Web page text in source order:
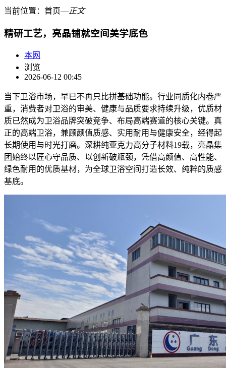
当前位置： 首页―正文
精研工艺，亮晶铺就空间美学底色
本网
浏览
2026-06-12 00:45
当下卫浴市场，早已不再只比拼基础功能。行业同质化内卷严
重，消费者对卫浴的审美、健康与品质要求持续升级，优质材
质已然成为卫浴品牌突破竞争、布局高端赛道的核心关键。真
正的高端卫浴，兼顾颜值质感、实用耐用与健康安全，经得起
长期使用与时光打磨。深耕纯亚克力高分子材料19载，亮晶集
团始终以匠心守品质、以创新破瓶颈，凭借高颜值、高性能、
绿色耐用的优质基材，为全球卫浴空间打造长效、纯粹的质感
基底。